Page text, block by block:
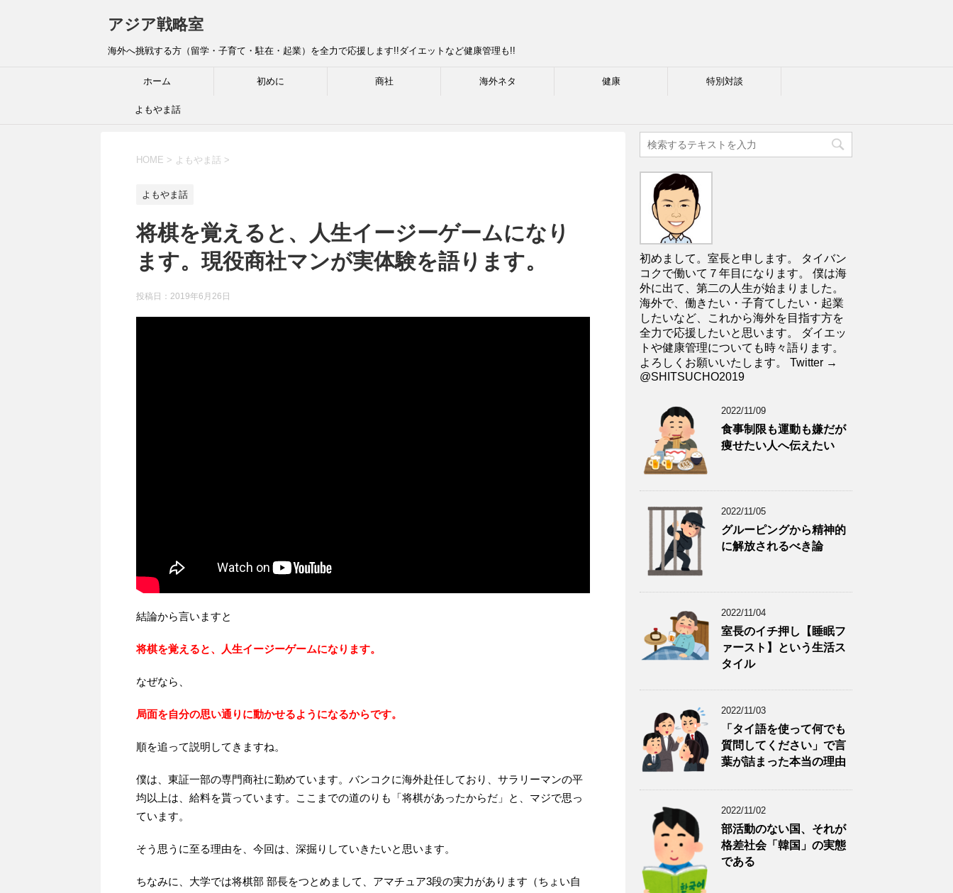
アジア戦略室
海外へ挑戦する方（留学・子育て・駐在・起業）を全力で応援します!!ダイエットなど健康管理も!!
ホーム 初めに 商社 海外ネタ 健康 特別対談
よもやま話
HOME > よもやま話 >
よもやま話
将棋を覚えると、人生イージーゲームになり
ます。現役商社マンが実体験を語ります。
投稿日： 2019年6月26日
結論から言いますと
将棋を覚えると、人生イージーゲームになります。
なぜなら、
局面を自分の思い通りに動かせるようになるからです。
順を追って説明してきますね。
僕は、東証一部の専門商社に勤めています。バンコクに海外赴任しており、サラリーマンの平
均以上は、給料を貰っています。ここまでの道のりも「将棋があったからだ」と、マジで思っ
ています。
そう思うに至る理由を、今回は、深掘りしていきたいと思います。
ちなみに、大学では将棋部 部長をつとめまして、アマチュア3段の実力があります（ちょい自
初めまして。室長と申します。 タイバン
コクで働いて７年目になります。 僕は海
外に出て、第二の人生が始まりました。
海外で、働きたい・子育てしたい・起業
したいなど、これから海外を目指す方を
全力で応援したいと思います。 ダイエッ
トや健康管理についても時々語ります。
よろしくお願いいたします。 Twitter →
@SHITSUCHO2019
2022/11/09
食事制限も運動も嫌だが
痩せたい人へ伝えたい
2022/11/05
グルーピングから精神的
に解放されるべき論
2022/11/04
室長のイチ押し【睡眠フ
ァースト】という生活ス
タイル
2022/11/03
「タイ語を使って何でも
質問してください」で言
葉が詰まった本当の理由
2022/11/02
部活動のない国、それが
格差社会「韓国」の実態
である